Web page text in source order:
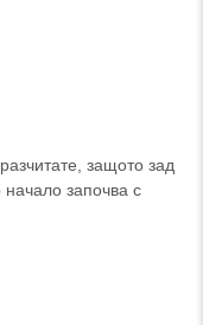
защото зад
начало започва с